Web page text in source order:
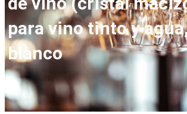
para vino tinto y
blanco